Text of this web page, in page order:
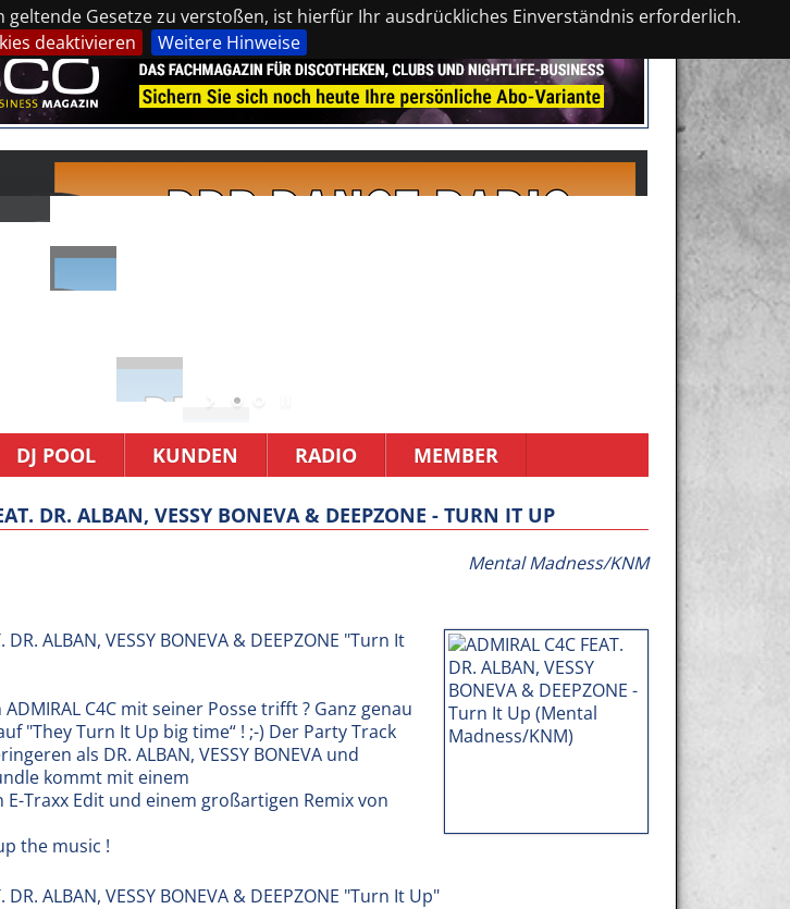
Gesetze zu verstoßen, ist hierfür Ihr ausdrückliches Einverständnis erforderlich.
deaktivieren Weitere Hinweise
DJ POOL KUNDEN RADIO MEMBER
DR. ALBAN, VESSY BONEVA & DEEPZONE - TURN IT UP
Mental Madness/KNM
DR. ALBAN, VESSY BONEVA & DEEPZONE "Turn It
C4C mit seiner Posse trifft ? Ganz genau
"They Turn It Up big time“ ! ;-) Der Party Track
als DR. ALBAN, VESSY BONEVA und
kommt mit einem
E-Traxx Edit und einem großartigen Remix von
the music !
DR. ALBAN, VESSY BONEVA & DEEPZONE "Turn It Up"